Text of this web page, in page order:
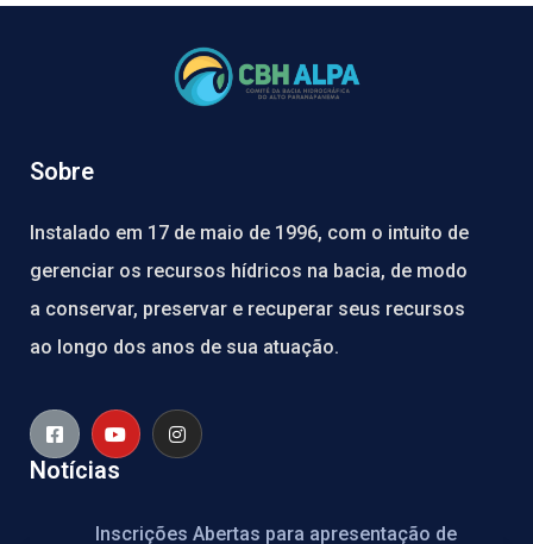
Sobre
Instalado em 17 de maio de 1996, com o intuito de
gerenciar os recursos hídricos na bacia, de modo
a conservar, preservar e recuperar seus recursos
ao longo dos anos de sua atuação.
Notícias
Inscrições Abertas para apresentação de